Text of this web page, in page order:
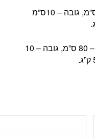
Large: אורך – 115 ס”מ, רוחב – 70 ס”מ, גובה – 10ס”מ
Extra Large: אורך – 120 ס”מ, רוחב – 80 ס”מ, גובה – 10
Add